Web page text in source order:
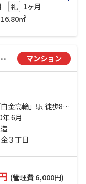
礼 1ヶ月
㎡
アールシロカネ マンション
金高輪」駅 徒歩8分
駅 徒歩15分 山手
徒歩20分
6月
３丁目
(管理費 6,000円)